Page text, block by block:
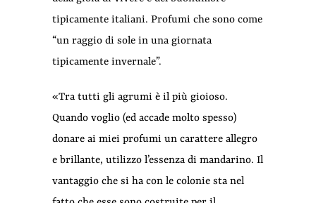
tipicamente italiani. Profumi che sono come
“un raggio di sole in una giornata
tipicamente invernale”.
«Tra tutti gli agrumi è il più gioioso.
Quando voglio (ed accade molto spesso)
donare ai miei profumi un carattere allegro
e brillante, utilizzo l’essenza di mandarino. Il
vantaggio che si ha con le colonie sta nel